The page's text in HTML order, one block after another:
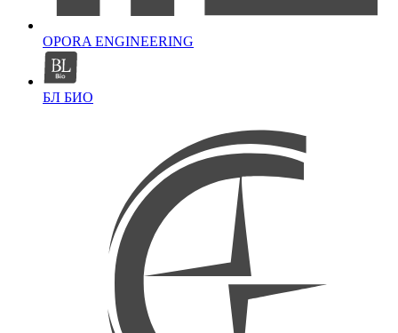
OPORA ENGINEERING
БЛ БИО